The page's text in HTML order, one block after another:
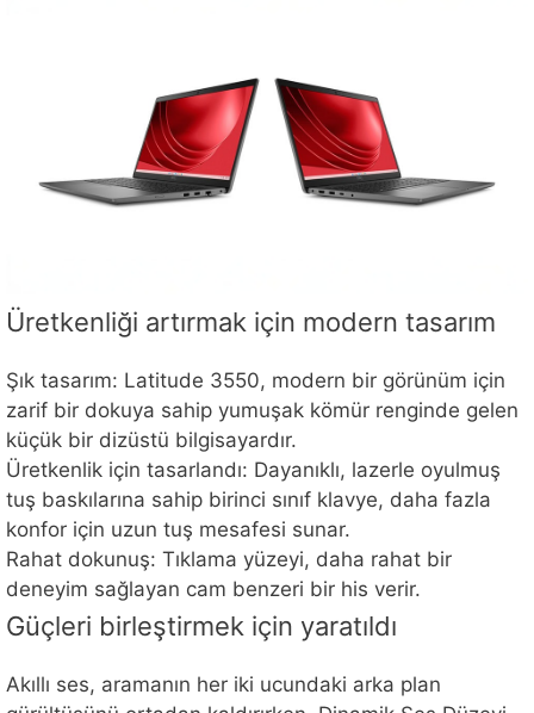
Üretkenliği artırmak için modern tasarım
Şık tasarım: Latitude 3550, modern bir görünüm için
zarif bir dokuya sahip yumuşak kömür renginde gelen
küçük bir dizüstü bilgisayardır.
Üretkenlik için tasarlandı: Dayanıklı, lazerle oyulmuş
tuş baskılarına sahip birinci sınıf klavye, daha fazla
konfor için uzun tuş mesafesi sunar.
Rahat dokunuş: Tıklama yüzeyi, daha rahat bir
deneyim sağlayan cam benzeri bir his verir.
Güçleri birleştirmek için yaratıldı
Akıllı ses, aramanın her iki ucundaki arka plan